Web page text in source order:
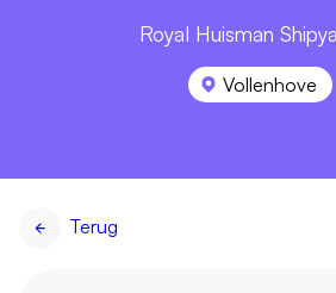
Royal Huisman
Vollenhove
Terug